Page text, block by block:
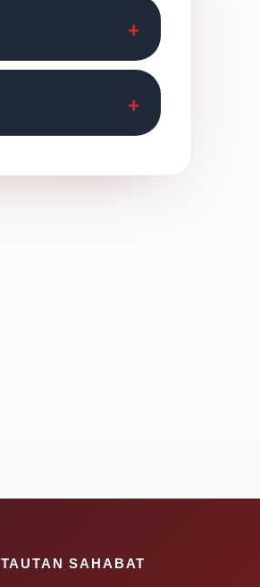
TAUTAN SAHABAT